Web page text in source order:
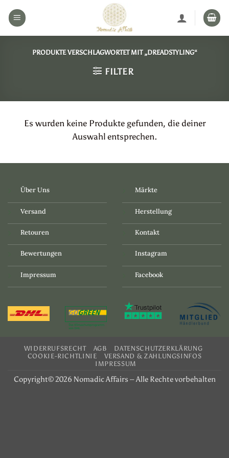
Inhalt
PRODUKTE VERSCHLAGWORTET MIT „DREADSTYLING“
FILTER
Es wurden keine Produkte gefunden, die deiner
Auswahl entsprechen.
Über Uns
Versand
Retouren
Bewertungen
Impressum
Märkte
Herstellung
Kontakt
Instagram
Facebook
WIDERRUFSRECHT AGB
DATENSCHUTZERKLÄRUNG
COOKIE-RICHTLINIE
VERSAND & ZAHLUNGSINFOS
IMPRESSUM
Copyright© 2026 Nomadic Affairs – Alle Rechte vorbehalten